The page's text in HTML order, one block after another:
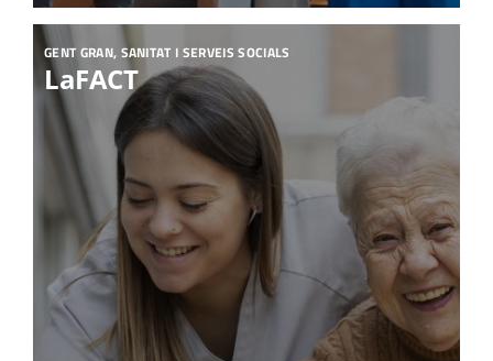
GENT GRAN, SANITAT I SERVEIS SOCIALS
LaFACT